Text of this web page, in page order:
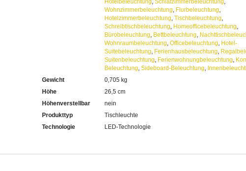
Hotelbeleuchtung, Schlafzimmerbeleuchtung,
Wohnzimmerbeleuchtung, Flurbeleuchtung,
Hotelzimmerbeleuchtung, Tischbeleuchtung,
Schreibtischbeleuchtung, Homeofficebeleuchtung,
Bürobeleuchtung, Bettbeleuchtung,
Wohnraumbeleuchtung, Officebeleuchtung, Hotel-
Suitebeleuchtung, Ferienhausbeleuchtung,
Suitenbeleuchtung, Ferienwohnungbeleuchtung,
Beleuchtung, Sideboard-Beleuchtung,
Gewicht
0,705 kg
Höhe
26,5 cm
Höhenverstellbar
nein
Produkttyp
Tischleuchte
Technologie
LED-Technologie